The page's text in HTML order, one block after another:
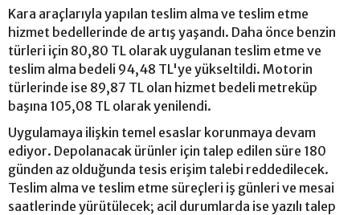
Kara araçlarıyla yapılan teslim alma ve teslim etme
hizmet bedellerinde de artış yaşandı. Daha önce benzin
türleri için 80,80 TL olarak uygulanan teslim etme ve
teslim alma bedeli 94,48 TL'ye yükseltildi. Motorin
türlerinde ise 89,87 TL olan hizmet bedeli metreküp
başına 105,08 TL olarak yenilendi.
Uygulamaya ilişkin temel esaslar korunmaya devam
ediyor. Depolanacak ürünler için talep edilen süre 180
günden az olduğunda tesis erişim talebi reddedilecek.
Teslim alma ve teslim etme süreçleri iş günleri ve mesai
saatlerinde yürütülecek; acil durumlarda ise yazılı talep